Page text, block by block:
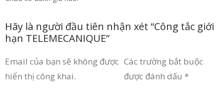
Hãy là người đầu tiên nhận xét “Công tắc giới
hạn TELEMECANIQUE”
Email của bạn sẽ không được
hiển thị công khai.
Các trường bắt buộc
được đánh dấu *